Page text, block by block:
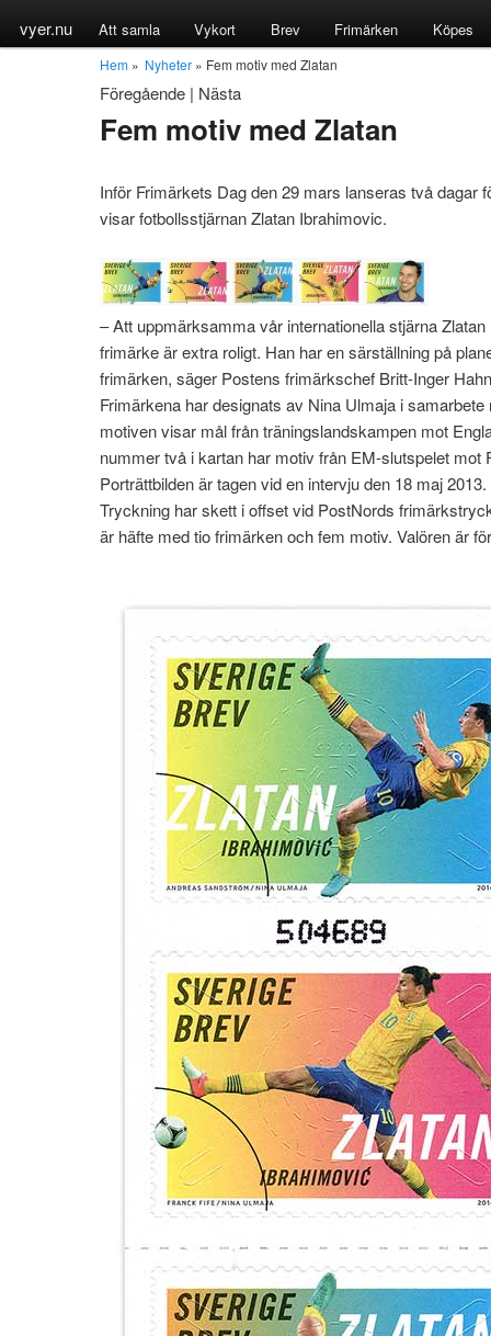
vyer.nu Att samla Vykort Brev Frimärken Köpes
Hem » Nyheter » Fem motiv med Zlatan
Föregående | Nästa
Fem motiv med Zlatan
Inför Frimärkets Dag den 29 mars lanseras två dagar
visar fotbollsstjärnan Zlatan Ibrahimovic.
– Att uppmärksamma vår internationella stjärna
frimärke är extra roligt. Han har en särställning på
frimärken, säger Postens frimärkschef Britt-Inger
Frimärkena har designats av Nina Ulmaja i
motiven visar mål från träningslandskampen mot
nummer två i kartan har motiv från EM-slutspelet mot
Porträttbilden är tagen vid en intervju den 18 maj 2013.
Tryckning har skett i offset vid PostNords
är häfte med tio frimärken och fem motiv. Valören är